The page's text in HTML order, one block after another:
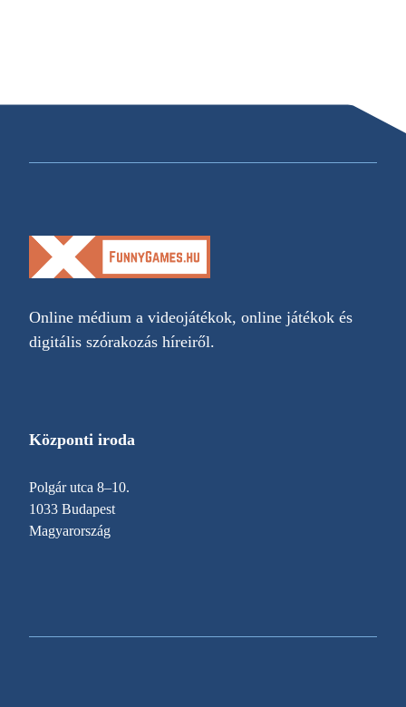
Online médium a videojátékok, online játékok és
digitális szórakozás híreiről.
Központi iroda
Polgár utca 8–10.
1033 Budapest
Magyarország